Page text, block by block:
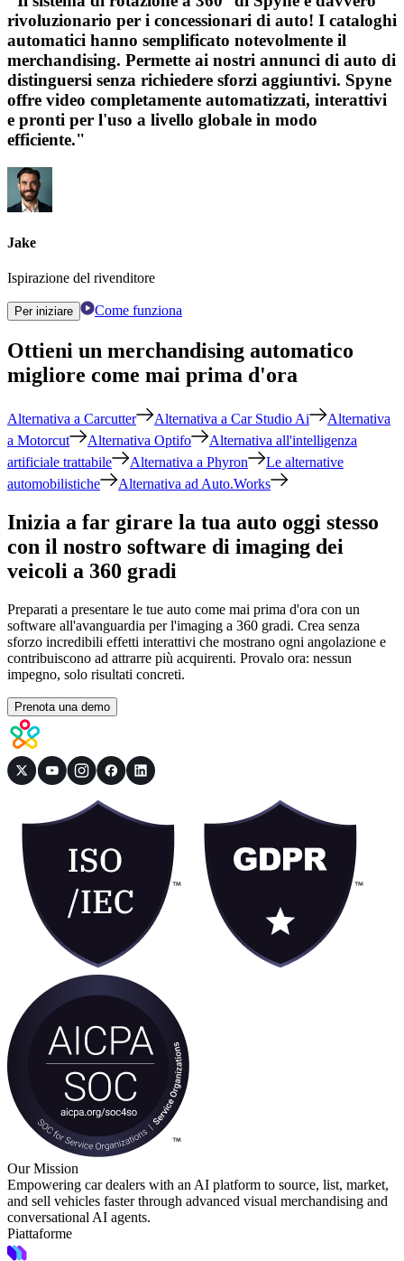
rivoluzionario per i concessionari di auto! I cataloghi
automatici hanno semplificato notevolmente il
merchandising. Permette ai nostri annunci di auto di
distinguersi senza richiedere sforzi aggiuntivi. Spyne
offre video completamente automatizzati, interattivi
e pronti per l'uso a livello globale in modo
efficiente."
Jake
Ispirazione del rivenditore
Per iniziare Come funziona
Ottieni un merchandising automatico
migliore come mai prima d'ora
Alternativa a Carcutter Alternativa a Car Studio Ai
Alternativa
a Motorcut
Alternativa Optifo
Alternativa all'intelligenza
artificiale trattabile
Alternativa a Phyron
Le alternative
automobilistiche
Alternativa ad Auto.Works
Inizia a far girare la tua auto oggi stesso
con il nostro software di imaging dei
veicoli a 360 gradi
Preparati a presentare le tue auto come mai prima d'ora con un
software all'avanguardia per l'imaging a 360 gradi. Crea senza
sforzo incredibili effetti interattivi che mostrano ogni angolazione e
contribuiscono ad attrarre più acquirenti. Provalo ora: nessun
impegno, solo risultati concreti.
Prenota una demo
Our Mission
Empowering car dealers with an AI platform to source, list, market,
and sell vehicles faster through advanced visual merchandising and
conversational AI agents.
Piattaforme